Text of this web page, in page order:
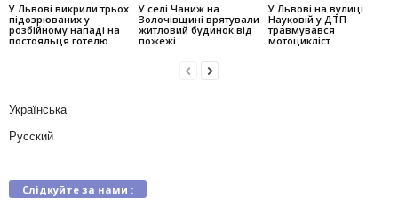
У Львові викрили трьох
підозрюваних у
розбійному нападі на
постояльця готелю
У селі Чаниж на
Золочівщині врятували
житловий будинок від
пожежі
У Львові на вулиці
Науковій у ДТП
травмувався
мотоцикліст
Українська
Русский
Слідкуйте за нами :